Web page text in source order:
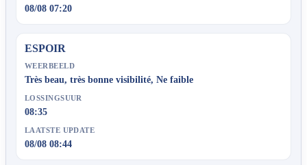
08/08 07:20
ESPOIR
WEERBEELD
Très beau, très bonne visibilité, Ne faible
LOSSINGSUUR
08:35
LAATSTE UPDATE
08/08 08:44